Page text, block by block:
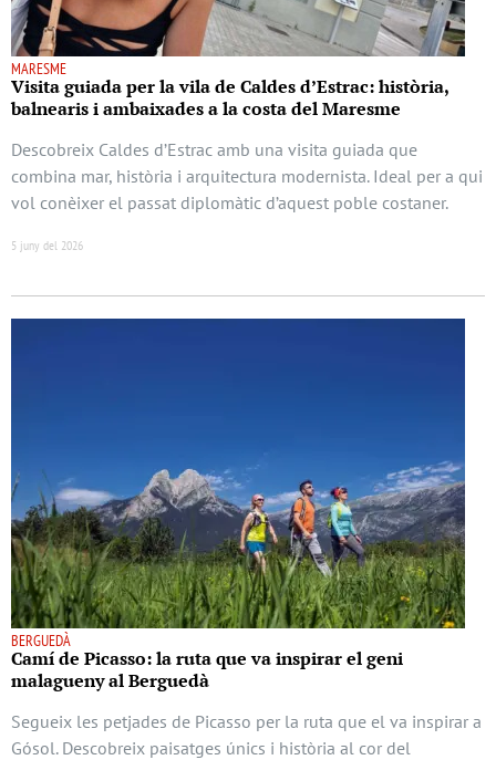
MARESME
Visita guiada per la vila de Caldes d’Estrac: història,
balnearis i ambaixades a la costa del Maresme
Descobreix Caldes d’Estrac amb una visita guiada que
combina mar, història i arquitectura modernista. Ideal per a qui
vol conèixer el passat diplomàtic d’aquest poble costaner.
5 juny del 2026
BERGUEDÀ
Camí de Picasso: la ruta que va inspirar el geni
malagueny al Berguedà
Segueix les petjades de Picasso per la ruta que el va inspirar a
Gósol. Descobreix paisatges únics i història al cor del